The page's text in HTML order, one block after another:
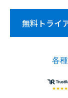
無料トライ
各